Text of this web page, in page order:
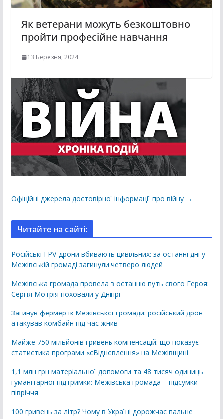
Як ветерани можуть безкоштовно
пройти професійне навчання
13 Березня, 2024
Офіційні джерела достовірної інформації про війну →
Читайте на сайті:
Російські FPV-дрони вбивають цивільних: за останні дні у
Межівській громаді загинули четверо людей
Межівська громада провела в останню путь свого Героя:
Сергія Мотрія поховали у Дніпрі
Загинув фермер із Межівської громади: російський дрон
атакував комбайн під час жнив
Майже 750 мільйонів гривень компенсацій: що показує
статистика програми «єВідновлення» на Межівщині
1,1 млн грн матеріальної допомоги та 48 тисяч одиниць
гуманітарної підтримки: Межівська громада – підсумки
півріччя
100 гривень за літр? Чому в Україні дорожчає пальне